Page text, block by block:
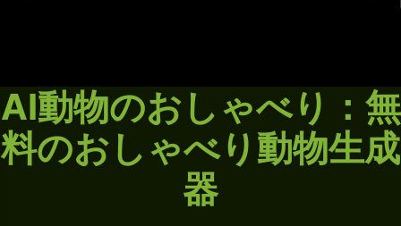
AI動物のおしゃべり：無
料のおしゃべり動物生成
器